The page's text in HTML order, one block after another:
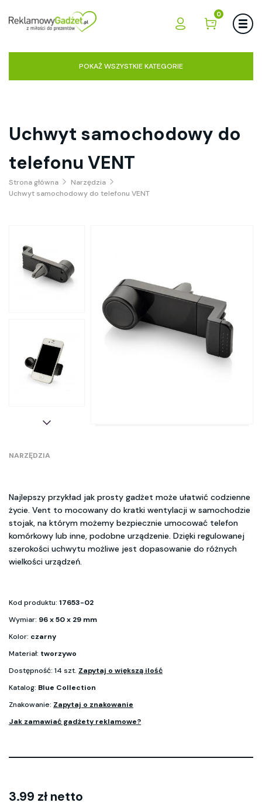
0
POKAŻ WSZYSTKIE KATEGORIE
Uchwyt samochodowy do
telefonu VENT
Strona główna
Narzędzia
Uchwyt samochodowy do telefonu VENT
NARZĘDZIA
Najlepszy przykład jak prosty gadżet może ułatwić codzienne
życie. Vent to mocowany do kratki wentylacji w samochodzie
stojak, na którym możemy bezpiecznie umocować telefon
komórkowy lub inne, podobne urządzenie. Dzięki regulowanej
szerokości uchwytu możliwe jest dopasowanie do różnych
wielkości urządzeń.
Kod produktu: 17653-02
Wymiar: 96 x 50 x 29 mm
Kolor: czarny
Materiał: tworzywo
Dostępność: 14 szt. Zapytaj o większą ilość
Katalog: Blue Collection
Znakowanie: Zapytaj o znakowanie
Jak zamawiać gadżety reklamowe?
3.99 zł netto